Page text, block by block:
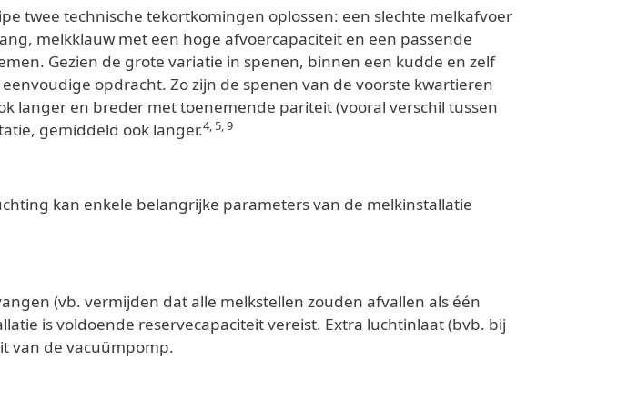
twee technische tekortkomingen oplossen: een slechte melkafvoer
melkklauw met een hoge afvoercapaciteit en een passende
Gezien de grote variatie in spenen, binnen een kudde en zelf
opdracht. Zo zijn de spenen van de voorste kwartieren
langer en breder met toenemende pariteit (vooral verschil tussen
gemiddeld ook langer.4, 5, 9
kan enkele belangrijke parameters van de melkinstallatie
(vb. vermijden dat alle melkstellen zouden afvallen als één
is voldoende reservecapaciteit vereist. Extra luchtinlaat (bvb. bij
van de vacuümpomp.